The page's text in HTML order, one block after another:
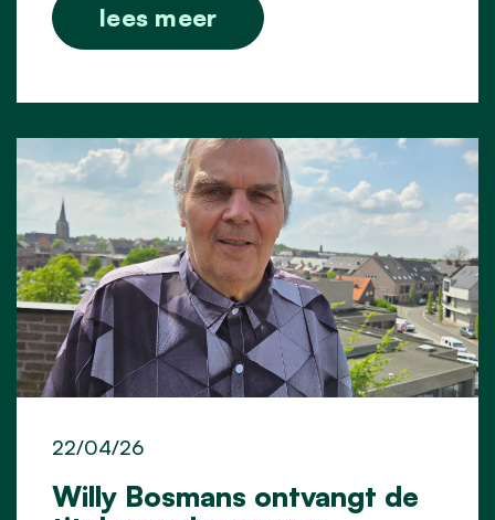
lees meer
Willy Bosmans ontvangt de
22/04/26